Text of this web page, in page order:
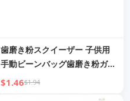
歯磨き粉スクイーザー 子供用
手動ビーンバッグ歯磨き粉ガジ
ェット トイレ 洗顔料 サンプル
$1.46$1.94